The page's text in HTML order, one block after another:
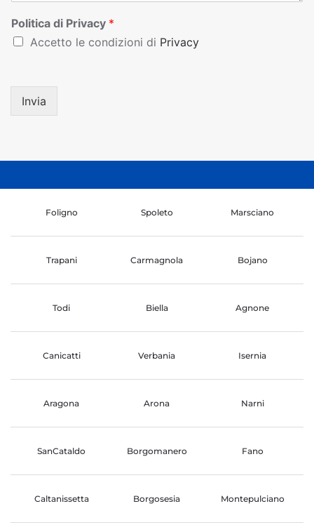
Politica di Privacy *
Accetto le condizioni di Privacy
Invia
Foligno Spoleto Marsciano
Trapani Carmagnola Bojano
Todi Biella Agnone
Canicatti Verbania Isernia
Aragona Arona Narni
SanCataldo Borgomanero Fano
Caltanissetta Borgosesia Montepulciano